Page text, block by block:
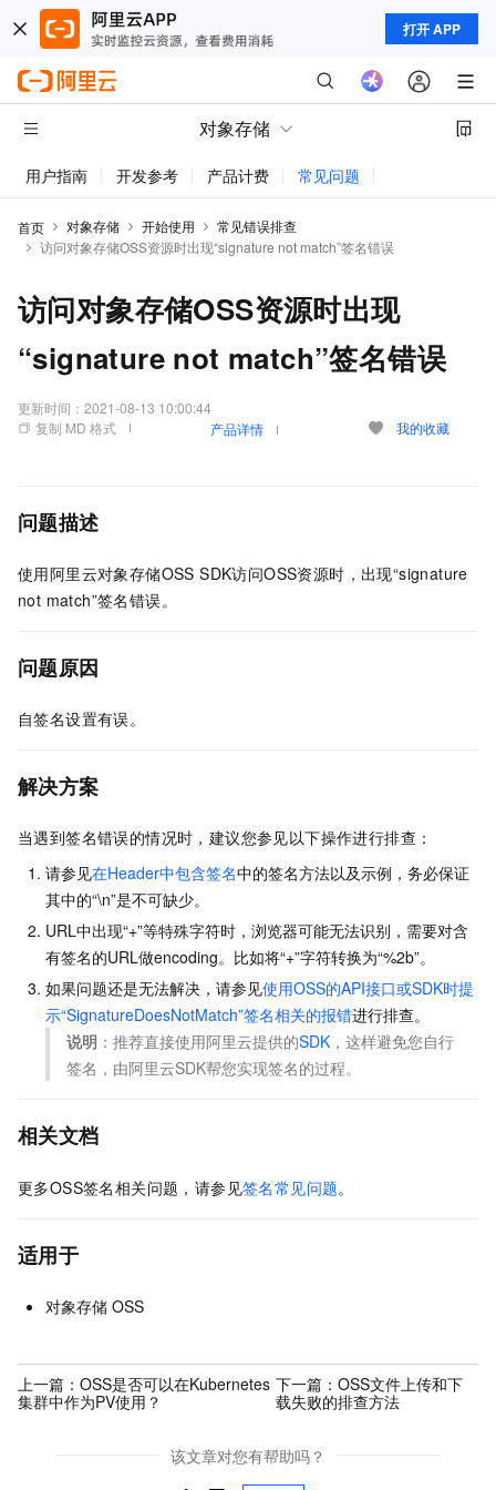
打开 APP
对象存储
用户指南 开发参考 产品计费 常见问题
首页 对象存储 开始使用
常见错误排查
访问对象存储OSS资源时出现“signature not match”签名错误
访问对象存储OSS资源时出现
“signature not match”签名错误
更新时间： 2021-08-13 10:00:44
复制 MD 格式
产品详情 我的收藏
问题描述
使用阿里云对象存储OSS SDK访问OSS资源时，出现“signature
not match”签名错误。
问题原因
自签名设置有误。
解决方案
当遇到签名错误的情况时，建议您参见以下操作进行排查：
请参见在Header中包含签名中的签名方法以及示例，务必保证
其中的“\n”是不可缺少。
URL中出现“+”等特殊字符时，浏览器可能无法识别，需要对含
有签名的URL做encoding。比如将“+”字符转换为“%2b”。
如果问题还是无法解决，请参见使用OSS的API接口或SDK时提
示“SignatureDoesNotMatch”签名相关的报错进行排查。
说明 ：推荐直接使用阿里云提供的SDK ，这样避免您自行
签名，由阿里云SDK帮您实现签名的过程。
相关文档
更多OSS签名相关问题，请参见签名常见问题。
适用于
对象存储 OSS
上一篇： OSS是否可以在Kubernetes
集群中作为PV使用？
下一篇：OSS文件上传和下
载失败的排查方法
该文章对您有帮助吗？